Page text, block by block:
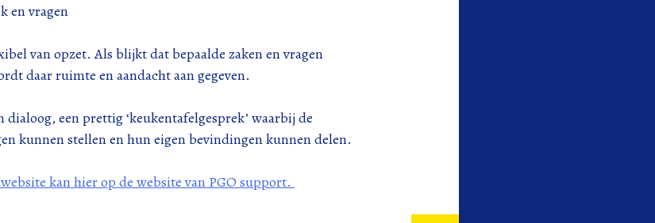
en vragen
van opzet. Als blijkt dat bepaalde zaken en vragen
daar ruimte en aandacht aan gegeven.
dialoog, een prettig ‘keukentafelgesprek’ waarbij de
kunnen stellen en hun eigen bevindingen kunnen delen.
kan hier op de website van PGO support.